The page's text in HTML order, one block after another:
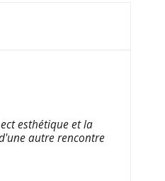
esthétique et la
autre rencontre